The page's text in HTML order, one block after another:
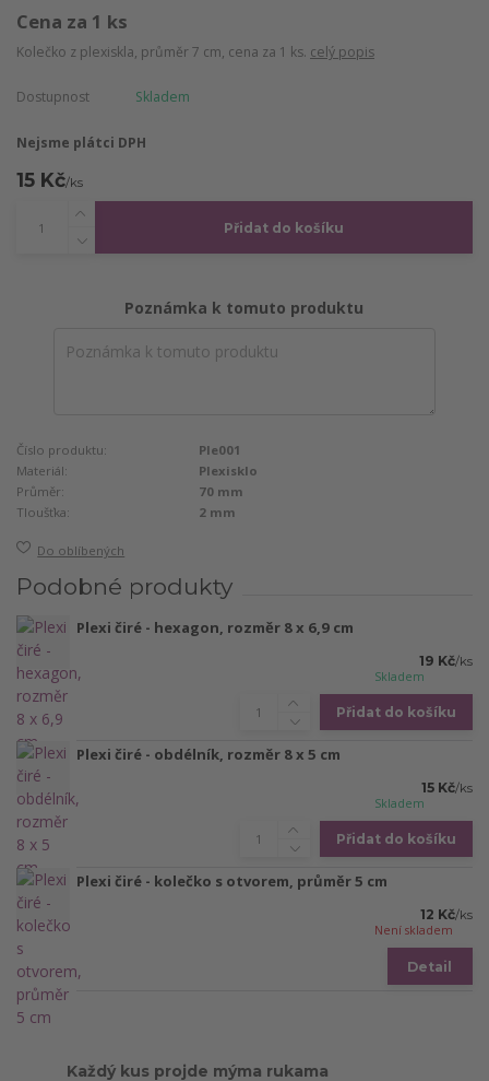
Cena za 1 ks
Kolečko z plexiskla, průměr 7 cm, cena za 1 ks. celý popis
Dostupnost Skladem
Nejsme plátci DPH
15 Kč/ks
Přidat do košíku
Poznámka k tomuto produktu
Číslo produktu:
Ple001
Materiál:
Plexisklo
Průměr:
70 mm
Tloušťka:
2 mm
Do oblíbených
Podobné produkty
Plexi čiré - hexagon, rozměr 8 x 6,9 cm
19 Kč/ks
Skladem
Přidat do košíku
Plexi čiré - obdélník, rozměr 8 x 5 cm
15 Kč/ks
Skladem
Přidat do košíku
Plexi čiré - kolečko s otvorem, průměr 5 cm
12 Kč/ks
Není skladem
Detail
Každý kus projde mýma rukama